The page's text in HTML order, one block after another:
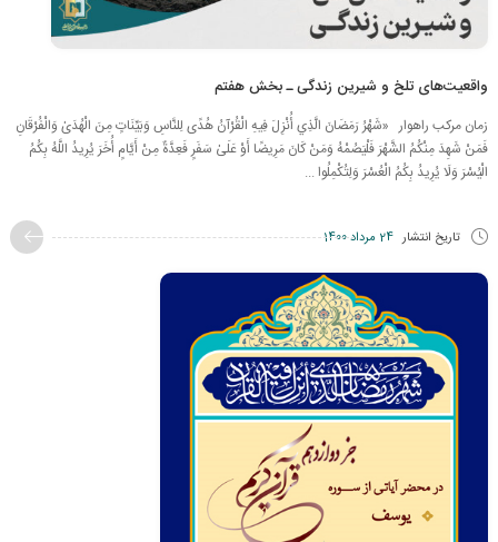
واقعیت‌های تلخ و شیرین زندگی ـ بخش هفتم
زمان مرکب راهوار «شَهْرُ رَمَضَانَ الَّذِي أُنْزِلَ فِيهِ الْقُرْآنُ هُدًى لِلنَّاسِ وَبَيِّنَاتٍ مِنَ الْهُدَىٰ وَالْفُرْقَانِ
فَمَنْ شَهِدَ مِنْكُمُ الشَّهْرَ فَلْيَصُمْهُ وَمَنْ كَانَ مَرِيضًا أَوْ عَلَىٰ سَفَرٍ فَعِدَّةٌ مِنْ أَيَّامٍ أُخَرَ يُرِيدُ اللَّهُ بِكُمُ
الْيُسْرَ وَلَا يُرِيدُ بِكُمُ الْعُسْرَ وَلِتُكْمِلُوا ...
تاریخ انتشار 24 مرداد 1400